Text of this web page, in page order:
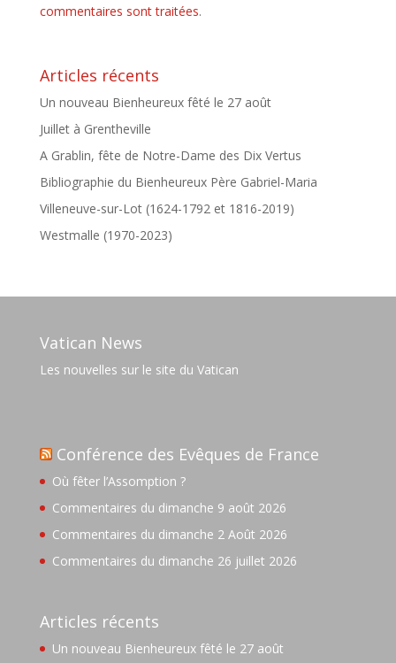
commentaires sont traitées.
Articles récents
Un nouveau Bienheureux fêté le 27 août
Juillet à Grentheville
A Grablin, fête de Notre-Dame des Dix Vertus
Bibliographie du Bienheureux Père Gabriel-Maria
Villeneuve-sur-Lot (1624-1792 et 1816-2019)
Westmalle (1970-2023)
Vatican News
Les nouvelles sur le site du Vatican
Conférence des Evêques de France
Où fêter l’Assomption ?
Commentaires du dimanche 9 août 2026
Commentaires du dimanche 2 Août 2026
Commentaires du dimanche 26 juillet 2026
Articles récents
Un nouveau Bienheureux fêté le 27 août